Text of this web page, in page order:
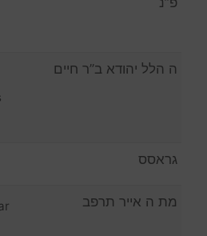
ה הלל יהודא ב”ר חיים
גראסס
מת ה אייר תרפב